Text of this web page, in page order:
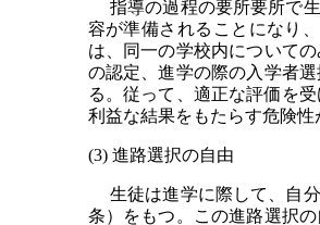
指導の過程の要所要所で生
容が準備されることになり
は、同一の学校内について
の認定、進学の際の入学者
る。従って、適正な評価を
利益な結果をもたらす危険
(3) 進路選択の自由
生徒は進学に際して、自分
条）をもつ。この進路選択